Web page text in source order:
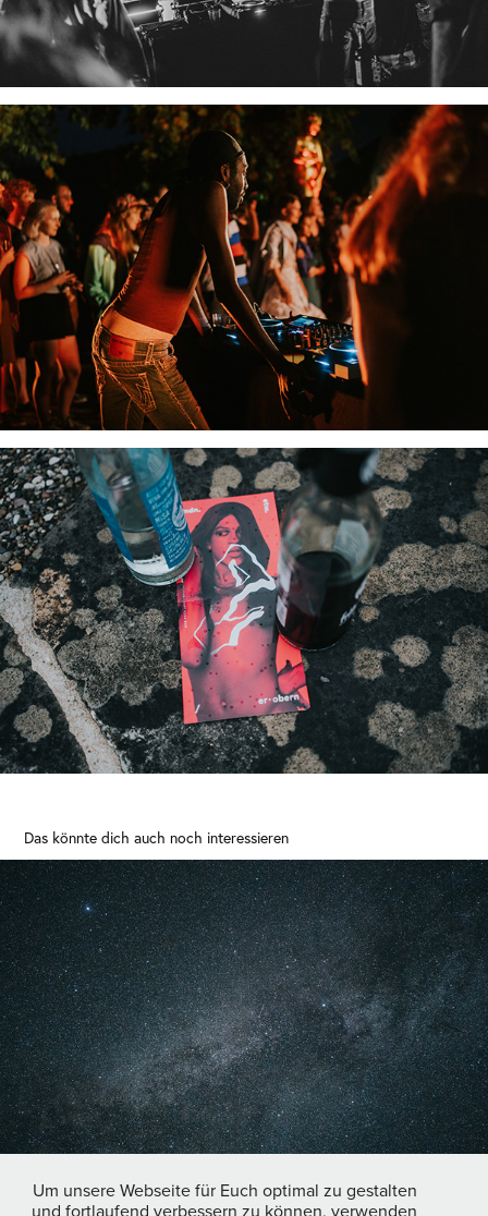
Das könnte dich auch noch interessieren
Braunlage - Das Herz im Harz
2018
Um unsere Webseite für Euch optimal zu gestalten
und fortlaufend verbessern zu können, verwenden